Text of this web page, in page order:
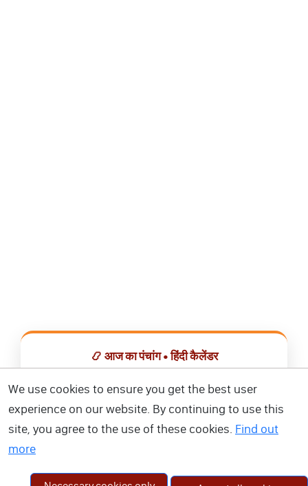
📿 आज का पंचांग • हिंदी कैलेंडर
📅 हिंदी कैलेंडर ऐप डाउनलोड करें
We use cookies to ensure you get the best user
experience on our website. By continuing to use this
site, you agree to the use of these cookies. Find out
more